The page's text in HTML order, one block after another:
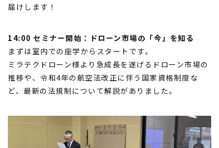
届けします！
14:00 セミナー開始：ドローン市場の「今」を知る
まずは室内での座学からスタートです。
ミラテクドローン様より急成長を遂げるドローン市場の
推移や、令和4年の航空法改正に伴う国家資格制度な
ど、最新の法規制について解説がありました。